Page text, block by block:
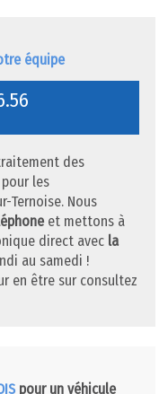
équipe
des
les
Ternoise. Nous
et mettons à
direct avec la
au samedi !
en être sur consultez
pour un véhicule